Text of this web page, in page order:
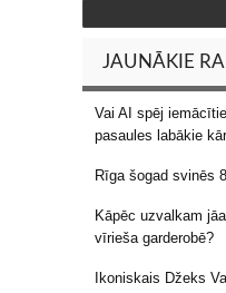
JAUNĀKIE
Vai AI spēj
pasaules labākie
Rīga šogad svinēs
Kāpēc uzvalkam
vīrieša garderobē?
Ikoniskais Džeks